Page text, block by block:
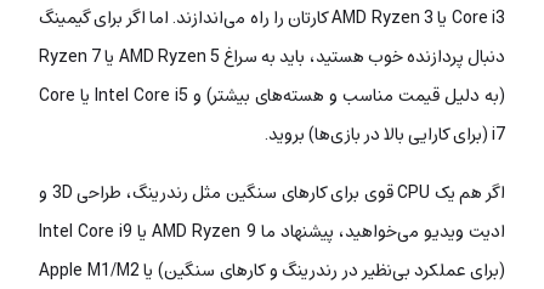
Core i3 یا AMD Ryzen 3 کارتان را راه می‌اندازند. اما اگر برای گیمینگ
دنبال پردازنده خوب هستید، باید به سراغ AMD Ryzen 5 یا Ryzen 7
(به دلیل قیمت مناسب و هسته‌های بیشتر) و Intel Core i5 یا Core
i7 (برای کارایی بالا در بازی‌ها) بروید.
اگر هم یک CPU قوی برای کارهای سنگین مثل رندرینگ، طراحی 3D و
ادیت ویدیو می‌خواهید، پیشنهاد ما AMD Ryzen 9 یا Intel Core i9
(برای عملکرد بی‌نظیر در رندرینگ و کارهای سنگین) یا Apple M1/M2